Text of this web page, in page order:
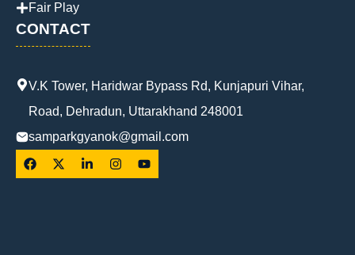
Fair Play
CONTACT
V.K Tower, Haridwar Bypass Rd, Kunjapuri Vihar,
Road, Dehradun, Uttarakhand 248001
samparkgyanok@gmail.com